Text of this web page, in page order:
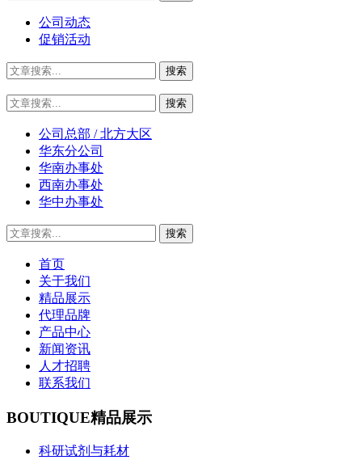
公司动态
促销活动
公司总部 / 北方大区
华东分公司
华南办事处
西南办事处
华中办事处
首页
关于我们
精品展示
代理品牌
产品中心
新闻资讯
人才招聘
联系我们
BOUTIQUE精品展示
科研试剂与耗材